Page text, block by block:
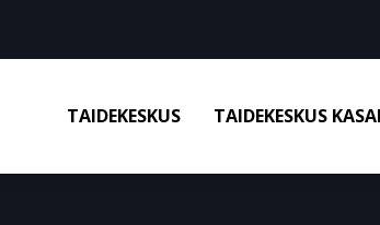
TAIDEKESKUS TAIDEKESKUS